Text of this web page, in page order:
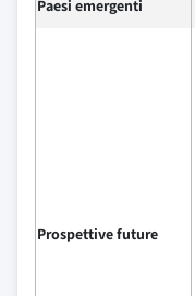
Paesi emergenti
Prospettive future